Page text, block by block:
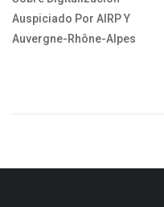
Auspiciado Por AIRP Y
Auvergne-Rhône-Alpes